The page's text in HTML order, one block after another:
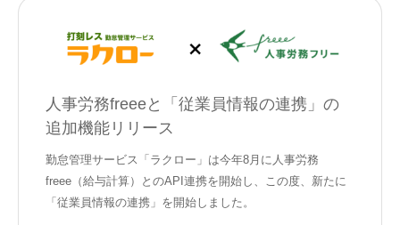
人事労務freeeと「従業員情報の連携」の
追加機能リリース
勤怠管理サービス「ラクロー」は今年8月に人事労務
freee（給与計算）とのAPI連携を開始し、この度、新たに
「従業員情報の連携」を開始しました。